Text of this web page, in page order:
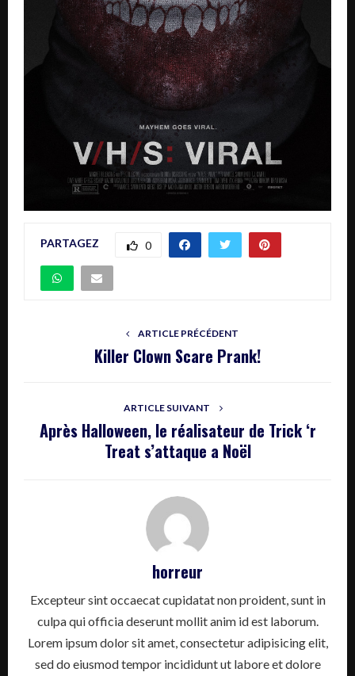
PARTAGEZ 0
ARTICLE PRÉCÉDENT
Killer Clown Scare Prank!
ARTICLE SUIVANT
Après Halloween, le réalisateur de Trick ‘r
Treat s’attaque a Noël
horreur
Excepteur sint occaecat cupidatat non proident, sunt in
culpa qui officia deserunt mollit anim id est laborum.
Lorem ipsum dolor sit amet, consectetur adipisicing elit,
sed do eiusmod tempor incididunt ut labore et dolore